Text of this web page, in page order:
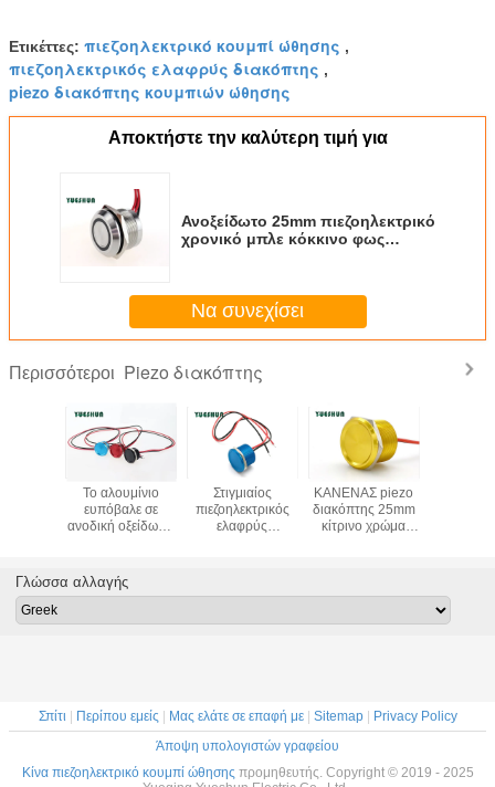
Ετικέττες: πιεζοηλεκτρικό κουμπί ώθησης ,
πιεζοηλεκτρικός ελαφρύς διακόπτης ,
piezo διακόπτης κουμπιών ώθησης
Αποκτήστε την καλύτερη τιμή για
Ανοξείδωτο 25mm πιεζοηλεκτρικό
χρονικό μπλε κόκκινο φως
Να συνεχίσει
Περισσότεροι Piezo διακόπτης
της
Το αλουμίνιο
ευπόβαλε σε
ανοδική οξείδωση
διακόπτης
κουμπιών ώθησης
Στιγμιαίος
πιεζοηλεκτρικός
ελαφρύς
ΚΑΝΕΝΑΣ piezo
διακόπτης 25mm
κίτρινο χρώμα
Γλώσσα αλλαγής
Σπίτι | Περίπου εμείς | Μας ελάτε σε επαφή με| Sitemap| Privacy Policy
Άποψη υπολογιστών γραφείου
Κίνα πιεζοηλεκτρικό κουμπί ώθησης προμηθευτής. Copyright © 2019 - 2025